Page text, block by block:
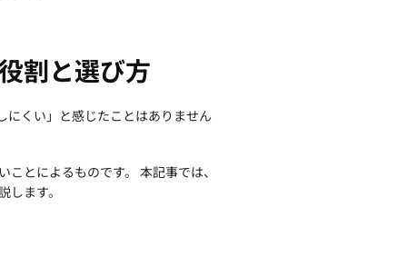
割と選び方
にくい」と感じたことはありません
とによるものです。 本記事では、
ます。